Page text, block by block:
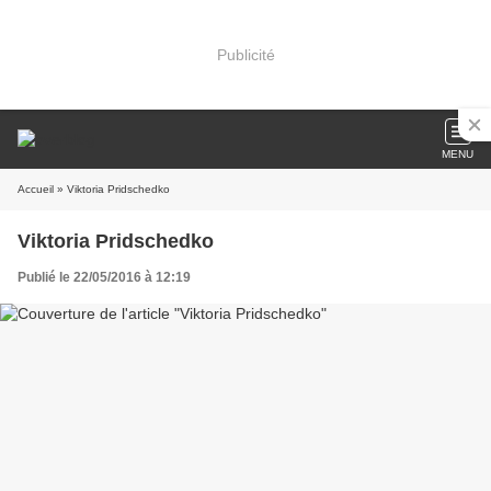
Publicité
MENU
Accueil » Viktoria Pridschedko
Viktoria Pridschedko
Publié le 22/05/2016 à 12:19